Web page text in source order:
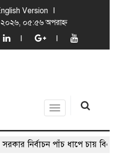
Version
২০২৬, ০৫:৫৬ অপরাহ্ন
Toggle
navigation
নির্বাচন পাঁচ ধাপে চায় বিএনপি